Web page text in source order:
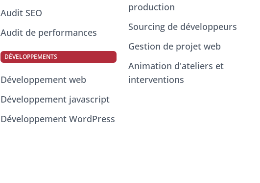
Audit SEO
Audit de performances
DÉVELOPPEMENTS
Développement web
Développement javascript
Développement WordPress
production
Sourcing de développeurs
Gestion de projet web
Animation d'ateliers et
interventions